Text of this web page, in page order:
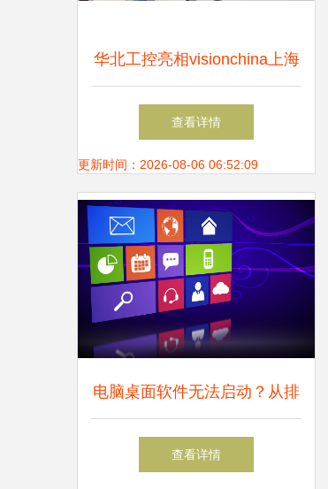
华北工控亮相visionchina上海
2024,展现创新嵌入式产品方
案
查看详情
更新时间：2026-08-06 06:52:09
电脑桌面软件无法启动？从排
查安装到系统修复的全面解决
查看详情